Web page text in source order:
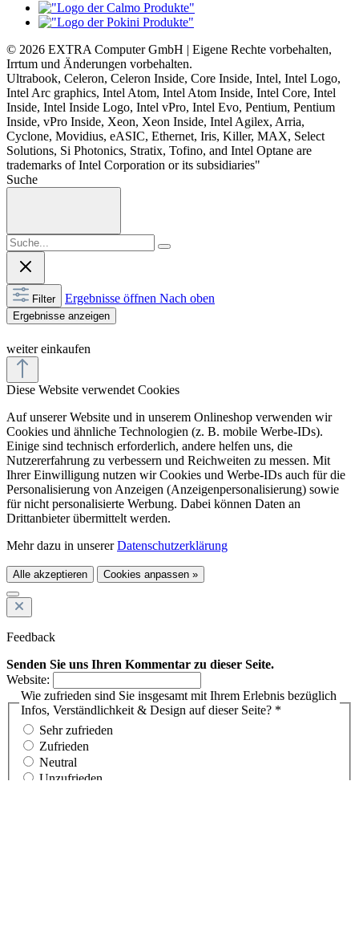
Filter Ergebnisse öffnen Nach oben
Ergebnisse anzeigen
weiter einkaufen
Diese Website verwendet Cookies
Cookies und ähnliche Technologien (z. B. mobile Werbe-IDs).
Einige sind technisch erforderlich, andere helfen uns, die
Nutzererfahrung zu verbessern und Reichweiten zu messen. Mit
Ihrer Einwilligung nutzen wir Cookies und Werbe-IDs auch für die
Personalisierung von Anzeigen (Anzeigenpersonalisierung) sowie
für nicht personalisierte Werbung. Dabei können Daten an
Drittanbieter übermittelt werden.
Mehr dazu in unserer
Feedback
Senden Sie uns Ihren Kommentar zu dieser Seite.
Website:
Wie zufrieden sind Sie insgesamt mit Ihrem Erlebnis bezüglich
Infos, Verständlichkeit & Design auf dieser Seite? *
Zufrieden
Neutral
Unzufrieden
Geben Sie Ihr Feedback ein:*
Stehen Sie uns für Rückfragen zur Verfügung?
Ihre E-Mail Adresse *
Ich akzeptiere die
Feedback